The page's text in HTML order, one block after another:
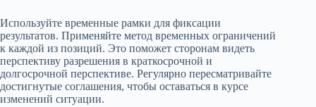
Используйте временные рамки для фиксации
результатов. Применяйте метод временных ограничений
к каждой из позиций. Это поможет сторонам видеть
перспективу разрешения в краткосрочной и
долгосрочной перспективе. Регулярно пересматривайте
достигнутые соглашения, чтобы оставаться в курсе
изменений ситуации.